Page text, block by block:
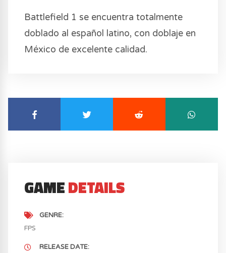
Battlefield 1 se encuentra totalmente
doblado al español latino, con doblaje en
México de excelente calidad.
GAMEDETAILS
GENRE
FPS
RELEASE DATE